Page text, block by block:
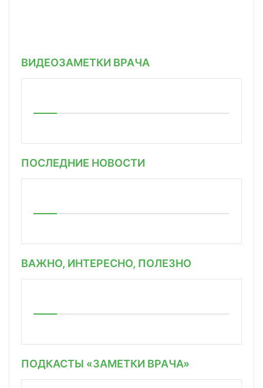
ВИДЕОЗАМЕТКИ ВРАЧА
ПОСЛЕДНИЕ НОВОСТИ
ВАЖНО, ИНТЕРЕСНО, ПОЛЕЗНО
ПОДКАСТЫ «ЗАМЕТКИ ВРАЧА»